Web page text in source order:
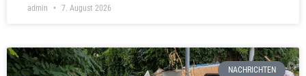
admin 7. August 2026
NACHRICHTEN